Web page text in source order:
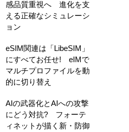
感品質重視へ 進化を支
える正確なシミュレーシ
ョン
eSIM関連は「LibeSIM」
にすべてお任せ! eIMで
マルチプロファイルを動
的に切り替え
AIの武器化とAIへの攻撃
にどう対抗? フォーテ
ィネットが描く新・防御